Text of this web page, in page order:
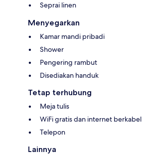
Seprai linen
Menyegarkan
Kamar mandi pribadi
Shower
Pengering rambut
Disediakan handuk
Tetap terhubung
Meja tulis
WiFi gratis dan internet berkabel
Telepon
Lainnya